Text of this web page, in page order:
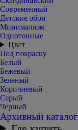
Современный
Детские обои
Минимализм
Однотонные
Цвет
Под покраску
Белый
Бежевый
Зеленый
Коричневый
Серый
Черный
Архивный каталог